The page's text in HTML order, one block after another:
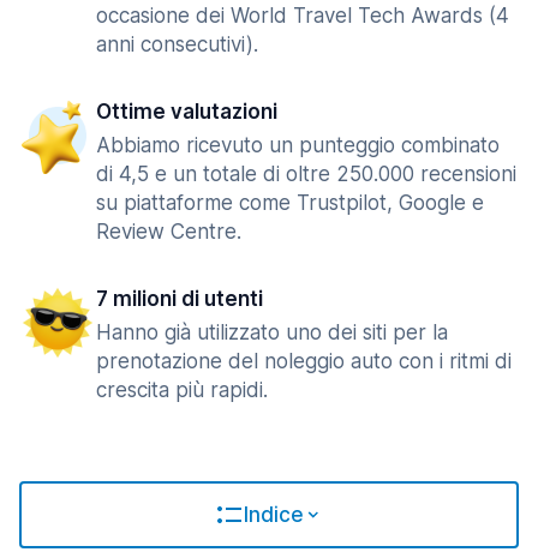
occasione dei World Travel Tech Awards (4
anni consecutivi).
Ottime valutazioni
Abbiamo ricevuto un punteggio combinato
di 4,5 e un totale di oltre 250.000 recensioni
su piattaforme come Trustpilot, Google e
Review Centre.
7 milioni di utenti
Hanno già utilizzato uno dei siti per la
prenotazione del noleggio auto con i ritmi di
crescita più rapidi.
Indice